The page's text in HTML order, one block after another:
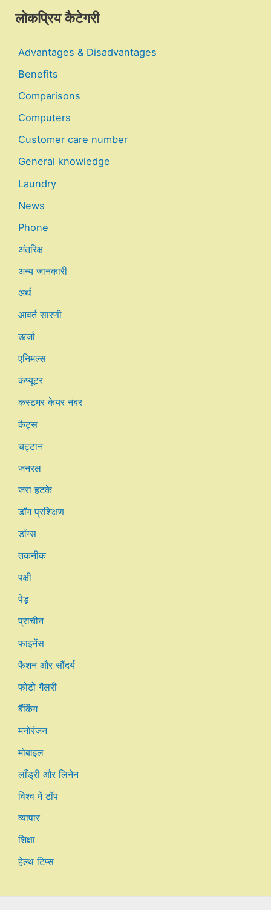
लोकप्रिय कैटेगरी
Advantages & Disadvantages
Benefits
Comparisons
Computers
Customer care number
General knowledge
Laundry
News
Phone
अंतरिक्ष
अन्य जानकारी
अर्थ
आवर्त सारणी
ऊर्जा
एनिमल्स
कंप्यूटर
कस्टमर केयर नंबर
कैट्स
चट्टान
जनरल
जरा हटके
डॉग प्रशिक्षण
डॉग्स
तकनीक
पक्षी
पेड़
प्राचीन
फाइनेंस
फैशन और सौंदर्य
फोटो गैलरी
बैंकिंग
मनोरंजन
मोबाइल
लाँड्री और लिनेन
विश्व में टॉप
व्यापार
शिक्षा
हेल्थ टिप्स